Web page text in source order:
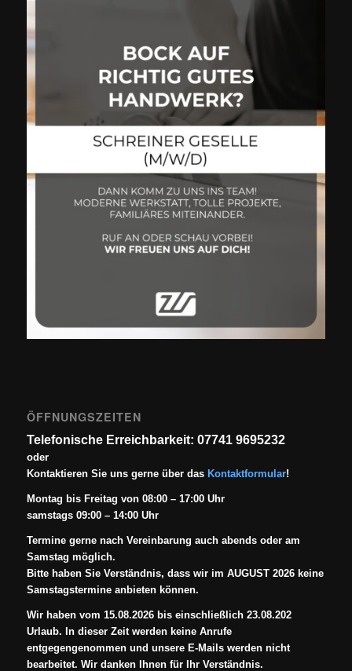
ÖFFNUNGSZEITEN
Telefonische Erreichbarkeit: 07741 9695232
oder
Kontaktieren Sie uns gerne über das Kontaktformular!
Montag bis Freitag von 08:00 – 17:00 Uhr
samstags 09:00 – 14:00 Uhr
Termine gerne nach Vereinbarung auch abends oder am
Samstag möglich.
Bitte haben Sie Verständnis, dass wir im AUGUST 2026 keine
Samstagstermine anbieten können.
Wir haben vom 15.08.2026 bis einschließlich 23.08.202
Urlaub. In dieser Zeit werden keine Anrufe
entgegengenommen und unsere E-Mails werden nicht
bearbeitet. Wir danken Ihnen für Ihr Verständnis.